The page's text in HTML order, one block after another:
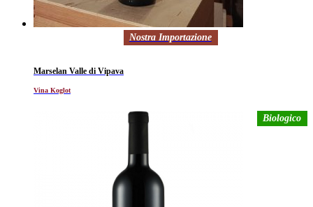
Nostra Importazione
Marselan Valle di Vipava
Vina Koglot
Biologico